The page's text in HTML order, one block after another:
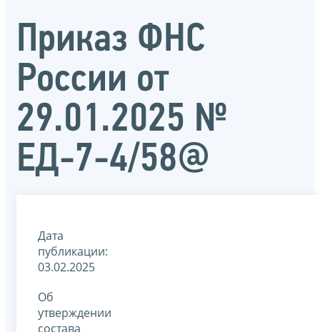
Приказ ФНС
России от
29.01.2025 №
ЕД-7-4/58@
Дата
публикации:
03.02.2025
Об
утверждении
состава